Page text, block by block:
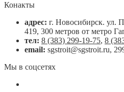
Конакты
адрес: г. Новосибирск. ул.
419, 300 метров от метро
тел: 8 (383) 299-19-75, 8
email: sgstroit@sgstroit.ru,
Мы в соцсетях